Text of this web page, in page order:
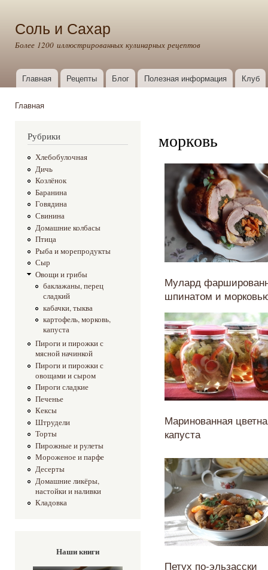
Соль и Сахар
Более 1200 иллюстрированных кулинарных рецептов
Главное меню
Главная Рецепты Блог Полезная информация Клуб
Главная
Рубрики
Хлебобулочная
Дичь
Козлёнок
Баранина
Говядина
Свинина
Домашние колбасы
Птица
Рыба и морепродукты
Сыр
Овощи и грибы
баклажаны, перец
сладкий
кабачки, тыква
картофель, морковь,
капуста
Пироги и пирожки с
мясной начинкой
Пироги и пирожки с
овощами и сыром
Пироги сладкие
Печенье
Кексы
Штрудели
Торты
Пирожные и рулеты
Мороженое и парфе
Десерты
Домашние ликёры,
настойки и наливки
Кладовка
Наши книги
морковь
Мулард
шпинатом и
Маринованная
капуста
Петух по-эльзасски